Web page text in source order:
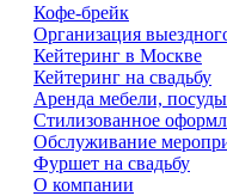
О компании
Кофе-брейк
Организация
Кейтеринг в Москве
Кейтеринг на свадьбу
Аренда мебели,
Стилизованное
Обслуживание
Фуршет на свадьбу